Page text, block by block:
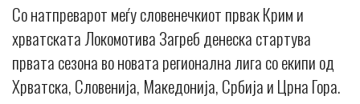
Со натпреварот меѓу словенечкиот првак Крим и
хрватската Локомотива Загреб денеска стартува
првата сезона во новата регионална лига со екипи од
Хрватска, Словенија, Македонија, Србија и Црна Гора.